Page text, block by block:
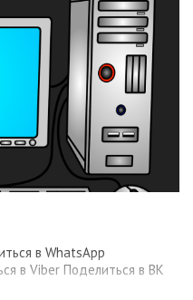
в WhatsApp
в Viber Поделиться в ВК